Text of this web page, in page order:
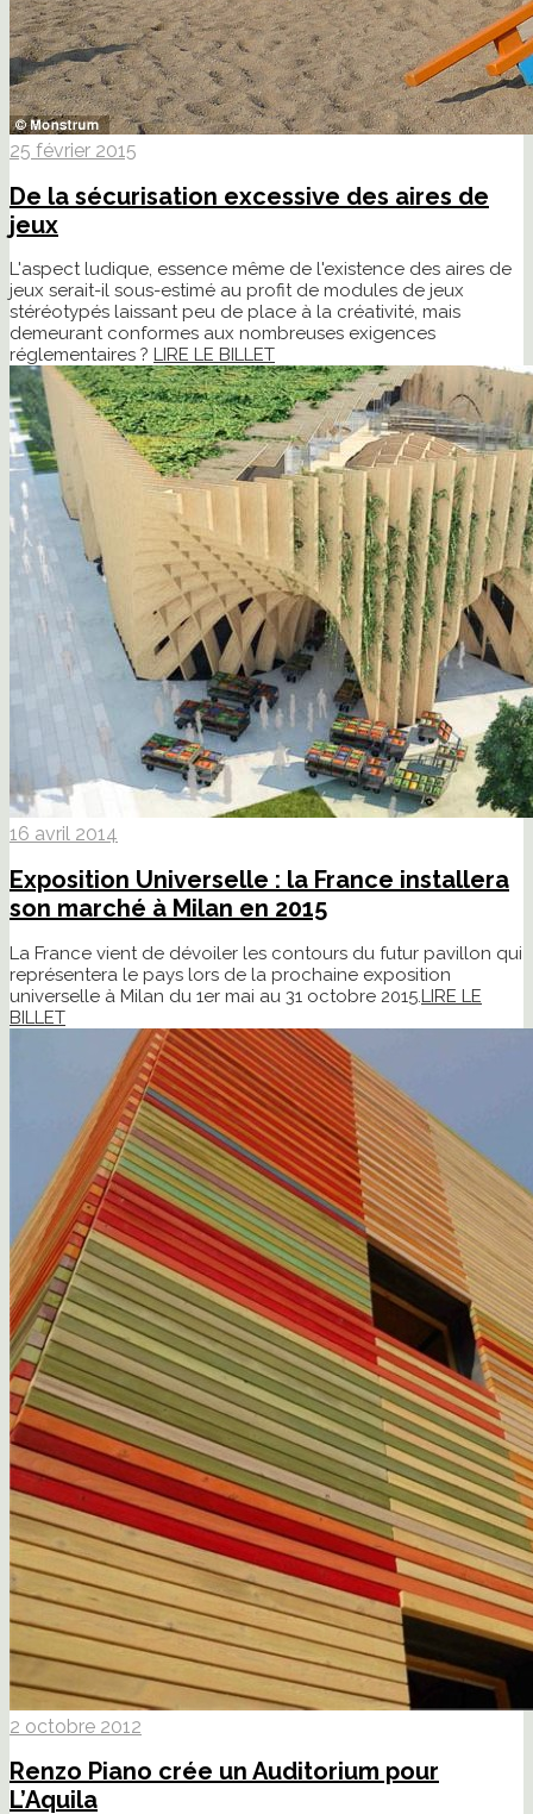
25 février 2015
De la sécurisation excessive des aires de
jeux
L'aspect ludique, essence même de l'existence des aires de
jeux serait-il sous-estimé au profit de modules de jeux
stéréotypés laissant peu de place à la créativité, mais
demeurant conformes aux nombreuses exigences
réglementaires ? LIRE LE BILLET
16 avril 2014
Exposition Universelle : la France installera
son marché à Milan en 2015
La France vient de dévoiler les contours du futur pavillon qui
représentera le pays lors de la prochaine exposition
universelle à Milan du 1er mai au 31 octobre 2015. LIRE LE
BILLET
2 octobre 2012
Renzo Piano crée un Auditorium pour
L’Aquila